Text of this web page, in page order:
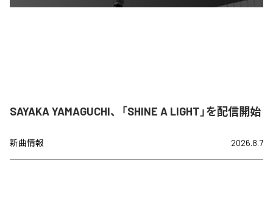
SAYAKA YAMAGUCHI、「SHINE A LIGHT」を配信開始
新曲情報 2026.8.7